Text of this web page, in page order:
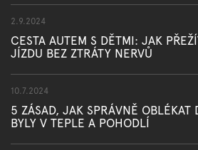
2.9.2024
CESTA AUTEM S DĚTMI: JAK
JÍZDU BEZ ZTRÁTY NERVŮ
10.7.2024
5 ZÁSAD, JAK SPRÁVNĚ OBLÉKAT
BYLY V TEPLE A POHODLÍ